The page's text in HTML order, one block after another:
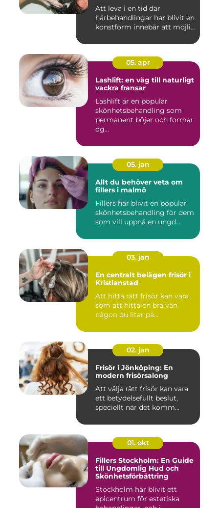
Att leva i en tid där
hårbehandlingar har blivit en
konstform innebär att möjli...
05. apr
Lashlift: en väg till naturligt
vackra fransar
Lashlift är en populär
skönhetsbehandling som
permanent böjer och formar
ög...
05. jan
Allt du behöver veta om
fillers i malmö
Fillers har blivit en populär
skönhetsbehandling för dem
som vill uppnå en ungd...
03. jan
En centralt belägen frisör i
Kristianstad
Att hitta rätt frisör kan vara
som att hitta en bra vän
någon du litar på...
02. jan
Frisör i Jönköping: En
modern frisörsalong
Att välja rätt frisör kan vara
ett betydelsefullt beslut,
speciellt när det komm...
01. okt
Fillers Stockholm: En Guide
till Ungdomlig Hud och
Skönhetsförbättring
Stockholm har blivit ett
epicentrum för estetiska